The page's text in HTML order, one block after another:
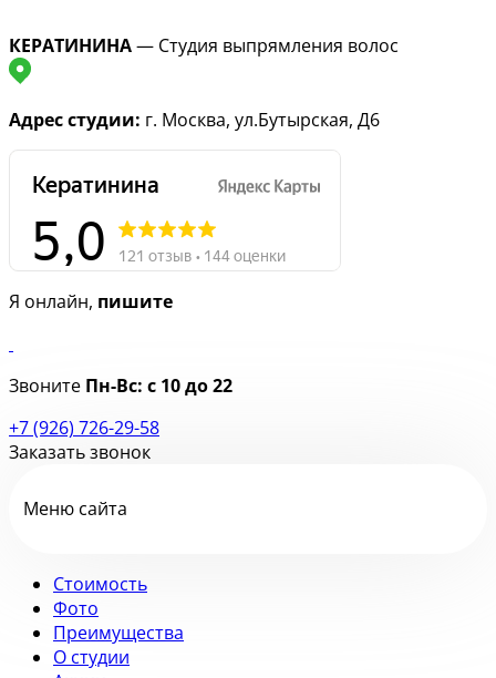
КЕРАТИНИНА— Студия выпрямления волос
Адрес студии: г. Москва, ул.Бутырская, Д6
Я онлайн, пишите
Звоните Пн-Вс: с 10 до 22
+7 (926) 726-29-58
Заказать звонок
Меню сайта
Стоимость
Фото
Преимущества
О студии